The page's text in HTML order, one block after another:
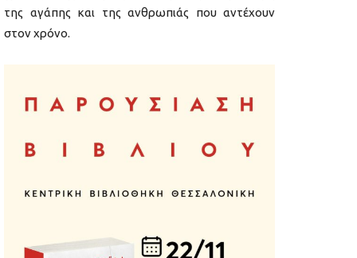
της αγάπης και της ανθρωπιάς που αντέχουν
στον χρόνο.